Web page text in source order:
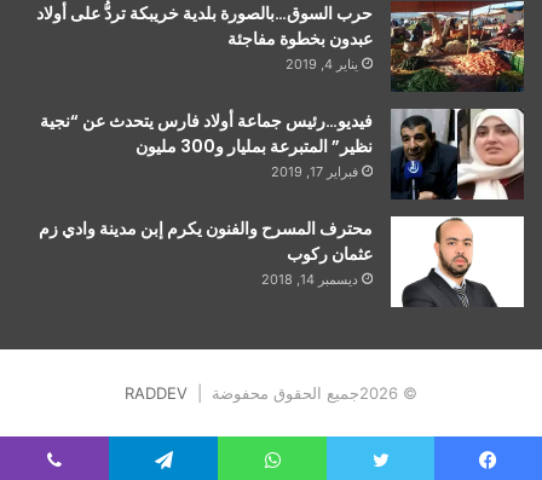
حرب السوق…بالصورة بلدية خريبكة تردُّ على أولاد
عبدون بخطوة مفاجئة
يناير 4, 2019
فيديو…رئيس جماعة أولاد فارس يتحدث عن “نجية
نظير” المتبرعة بمليار و300 مليون
فبراير 17, 2019
محترف المسرح والفنون يكرم إبن مدينة وادي زم
عثمان ركوب
ديسمبر 14, 2018
© 2026جميع الحقوق محفوضة | RADDEV